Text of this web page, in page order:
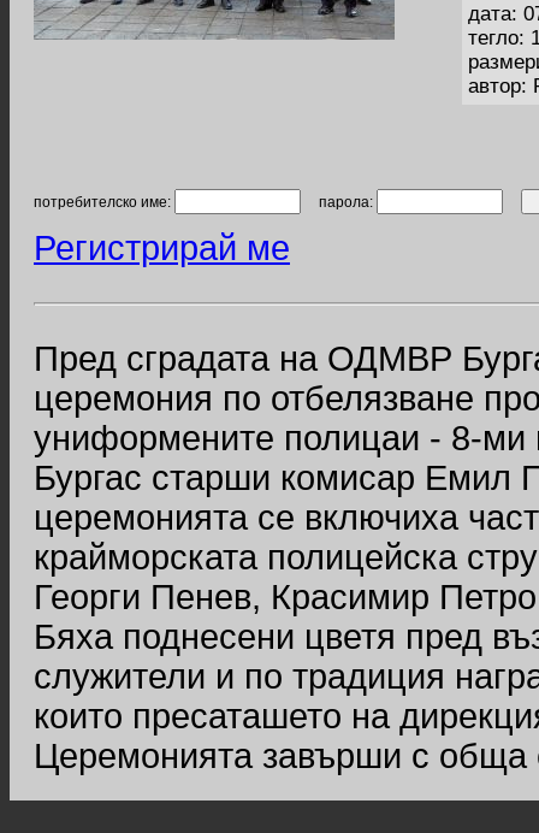
дата:
тегло:
автор:
потребителско име: парола:
Регистрирай ме
Пред сградата на ОДМВР
церемония по отбелязване
униформените полицаи - 8-
Бургас старши комисар Емил
церемонията се включиха
крайморската полицейска
Георги Пенев, Красимир
Бяха поднесени цветя пред
служители и по традиция
които пресаташето на
Церемонията завърши с обща